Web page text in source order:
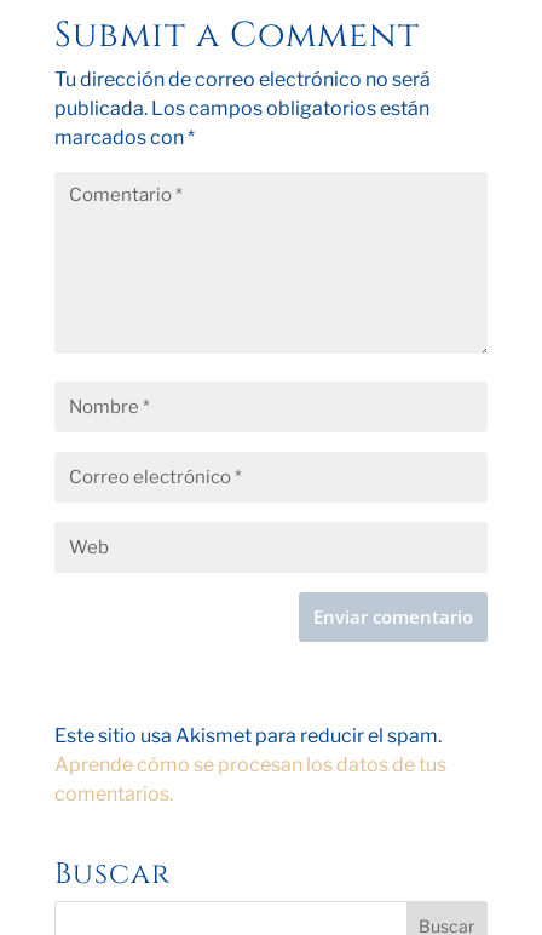
Submit a Comment
Tu dirección de correo electrónico no será
publicada. Los campos obligatorios están
marcados con*
Este sitio usa Akismet para reducir el spam.
Aprende cómo se procesan los datos de tus
comentarios.
Buscar